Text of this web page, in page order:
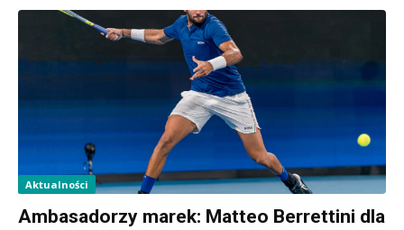
Aktualności
Ambasadorzy marek: Matteo Berrettini dla